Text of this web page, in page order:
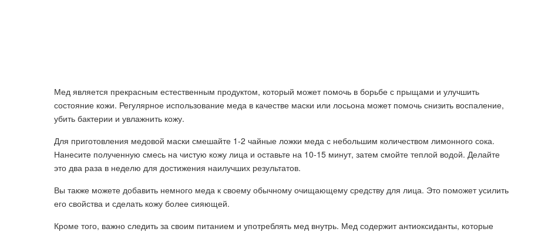
Мед является прекрасным естественным продуктом, который может помочь в борьбе с прыщами и улучшить
состояние кожи. Регулярное использование меда в качестве маски или лосьона может помочь снизить воспаление,
убить бактерии и увлажнить кожу.
Для приготовления медовой маски смешайте 1-2 чайные ложки меда с небольшим количеством лимонного сока.
Нанесите полученную смесь на чистую кожу лица и оставьте на 10-15 минут, затем смойте теплой водой. Делайте
это два раза в неделю для достижения наилучших результатов.
Вы также можете добавить немного меда к своему обычному очищающему средству для лица. Это поможет усилить
его свойства и сделать кожу более сияющей.
Кроме того, важно следить за своим питанием и употреблять мед внутрь. Мед содержит антиоксиданты, которые